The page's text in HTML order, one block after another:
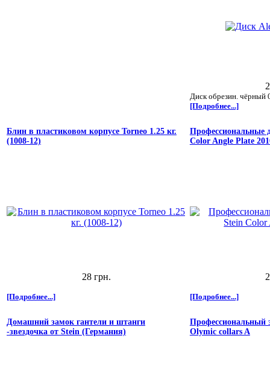
Диск обрезин. чёрный
[Подробнее...]
Блин в пластиковом корпусе Torneo 1.25 кг.
(1008-12)
28 грн.
[Подробнее...]
Профессиональные
Color Angle Plate
[Подробнее...]
Домашний замок гантели и штанги
-звездочка от Stein (Германия)
Профессиональный
Olymic collars A